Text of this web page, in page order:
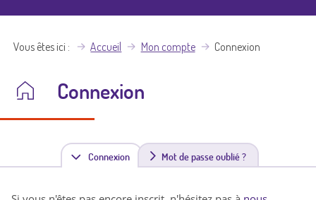
Vous êtes ici Accueil Mon compte Connexion
Connexion
Connexion(
Mot de passe oublié ?